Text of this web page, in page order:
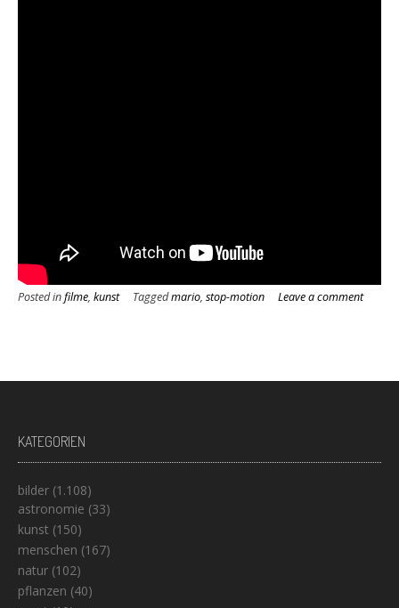
Posted infilme, kunst Taggedmario, stop-motion Leave a comment
KATEGORIEN
bilder (1.108)
astronomie (33)
kunst (150)
menschen (167)
natur (102)
pflanzen (40)